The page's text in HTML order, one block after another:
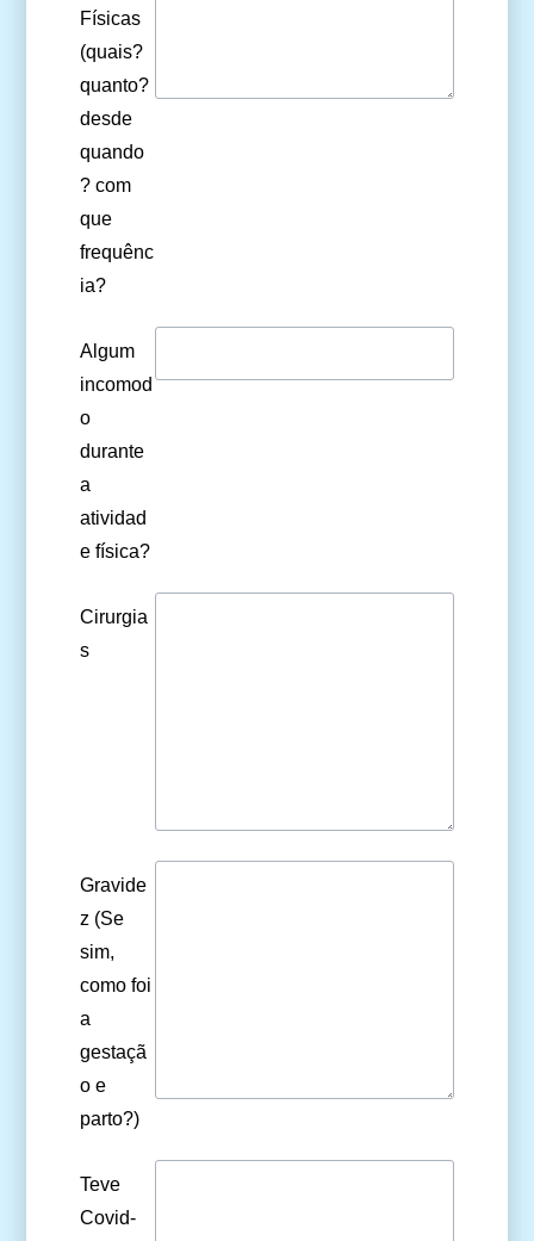
Físicas
(quais?
quanto?
desde
quando
? com
que
frequênc
ia?
Algum
incomod
o
durante
a
atividad
e física?
Cirurgia
s
Gravide
z (Se
sim,
como foi
a
gestaçã
o e
parto?)
Teve
Covid-